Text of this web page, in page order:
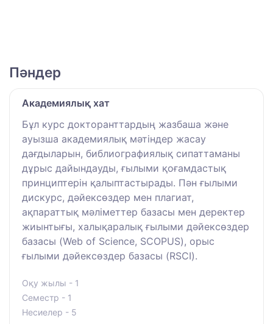
Пәндер
Академиялық хат
Бұл курс докторанттардың жазбаша және
ауызша академиялық мәтіндер жасау
дағдыларын, библиографиялық сипаттаманы
дұрыс дайындауды, ғылыми қоғамдастық
принциптерін қалыптастырады. Пән ғылыми
дискурс, дәйексөздер мен плагиат,
ақпараттық мәліметтер базасы мен деректер
жиынтығы, халықаралық ғылыми дәйексөздер
базасы (Web of Science, SCOPUS), орыс
ғылыми дәйексөздер базасы (RSCI).
Оқу жылы - 1
Семестр - 1
Несиелер - 5